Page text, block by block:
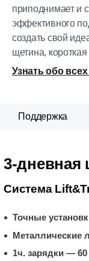
приподнимает и
эффективного
создать свой
щетина,
Узнать обо
Поддержка
3-дневная
Система
Точные
Металлические
1ч. зарядки —